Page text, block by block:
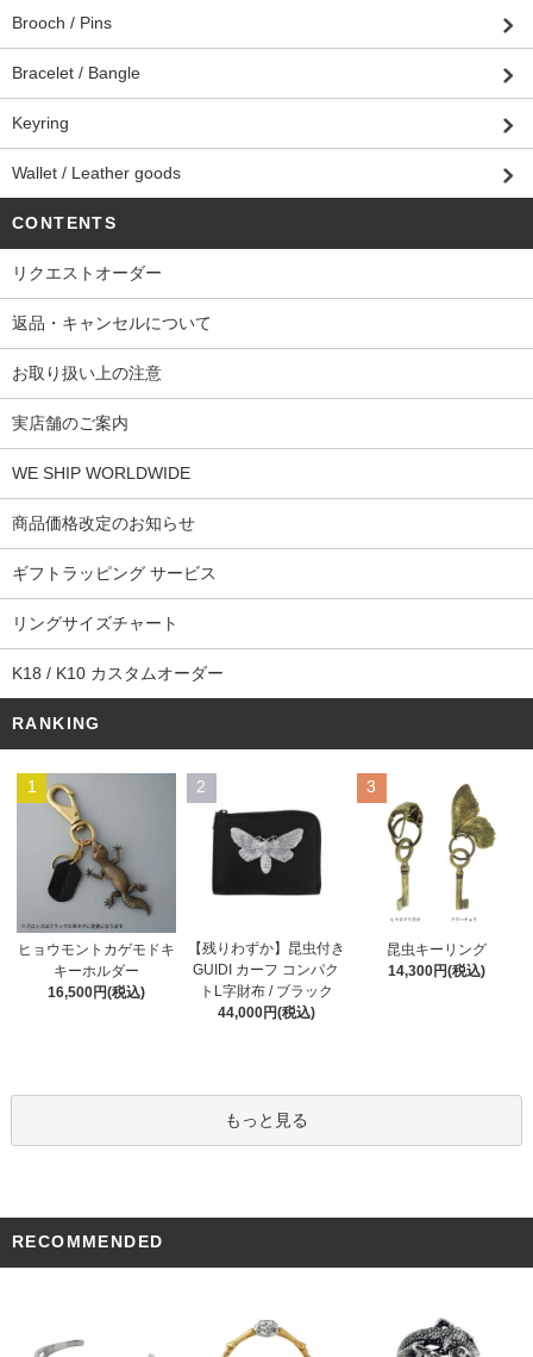
Brooch / Pins
Bracelet / Bangle
Keyring
Wallet / Leather goods
CONTENTS
リクエストオーダー
返品・キャンセルについて
お取り扱い上の注意
実店舗のご案内
WE SHIP WORLDWIDE
商品価格改定のお知らせ
ギフトラッピング サービス
リングサイズチャート
K18 / K10 カスタムオーダー
RANKING
1
ヒョウモントカゲモドキ
キーホルダー
16,500円(税込)
2
【残りわずか】昆虫付き
GUIDI カーフ コンパク
トL字財布 / ブラック
44,000円(税込)
3
昆虫キーリング
14,300円(税込)
もっと見る
RECOMMENDED